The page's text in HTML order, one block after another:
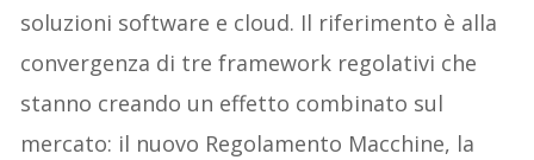
soluzioni software e cloud. Il riferimento è alla
convergenza di tre framework regolativi che
stanno creando un effetto combinato sul
mercato: il nuovo Regolamento Macchine, la